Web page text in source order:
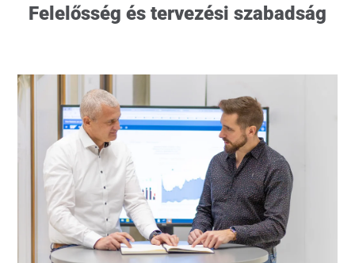
Felelősség és tervezési szabadság